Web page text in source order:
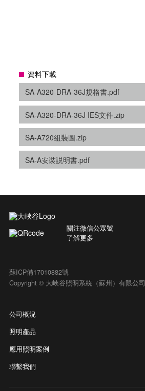
資料下載
SA-A320-DRA-36J規格書.pdf
SA-A320-DRA-36J IES文件.zip
SA-A720組裝圖.zip
SA-A安裝説明書.pdf
關注微信公眾號
了解更多
蘇ICP備17010882號
Copyright © 大峽谷照明系統（蘇州）有限公司
公司概況
照明產品
應用照明案例
聯繫我們